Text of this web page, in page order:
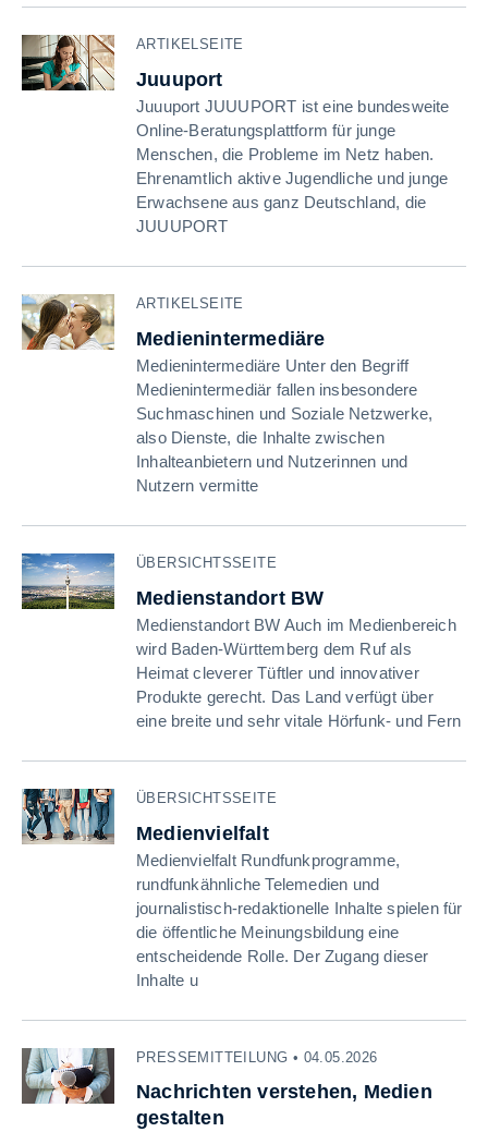
ARTIKELSEITE
Juuuport
Juuuport JUUUPORT ist eine bundesweite
Online-Beratungsplattform für junge
Menschen, die Probleme im Netz haben.
Ehrenamtlich aktive Jugendliche und junge
Erwachsene aus ganz Deutschland, die
JUUUPORT
ARTIKELSEITE
Medienintermediäre
Medienintermediäre Unter den Begriff
Medienintermediär fallen insbesondere
Suchmaschinen und Soziale Netzwerke,
also Dienste, die Inhalte zwischen
Inhalteanbietern und Nutzerinnen und
Nutzern vermitte
ÜBERSICHTSSEITE
Medienstandort BW
Medienstandort BW Auch im Medienbereich
wird Baden-Württemberg dem Ruf als
Heimat cleverer Tüftler und innovativer
Produkte gerecht. Das Land verfügt über
eine breite und sehr vitale Hörfunk- und Fern
ÜBERSICHTSSEITE
Medienvielfalt
Medienvielfalt Rundfunkprogramme,
rundfunkähnliche Telemedien und
journalistisch-redaktionelle Inhalte spielen für
die öffentliche Meinungsbildung eine
entscheidende Rolle. Der Zugang dieser
Inhalte u
PRESSEMITTEILUNG • 04.05.2026
Nachrichten verstehen, Medien
gestalten